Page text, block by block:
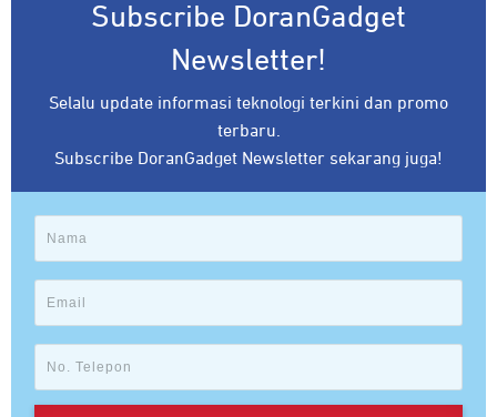
Subscribe DoranGadget
Newsletter!
Selalu update informasi teknologi terkini dan promo
terbaru.
Subscribe DoranGadget Newsletter sekarang juga!